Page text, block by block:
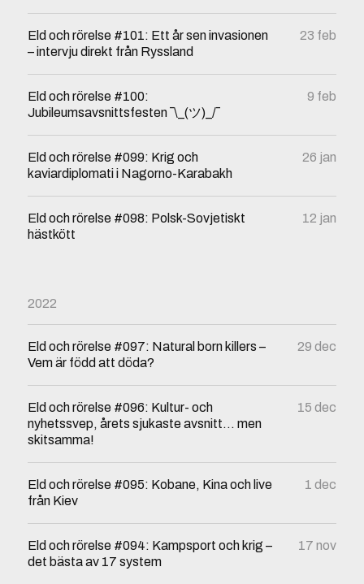
Eld och rörelse #101: Ett år sen invasionen
– intervju direkt från Ryssland
23 feb
Eld och rörelse #100:
Jubileumsavsnittsfesten ¯\_(ツ)_/¯
9 feb
Eld och rörelse #099: Krig och
kaviardiplomati i Nagorno-Karabakh
26 jan
Eld och rörelse #098: Polsk-Sovjetiskt
hästkött
12 jan
2022
Eld och rörelse #097: Natural born killers –
Vem är född att döda?
29 dec
Eld och rörelse #096: Kultur- och
nyhetssvep, årets sjukaste avsnitt… men
skitsamma!
15 dec
Eld och rörelse #095: Kobane, Kina och live
från Kiev
1 dec
Eld och rörelse #094: Kampsport och krig –
det bästa av 17 system
17 nov